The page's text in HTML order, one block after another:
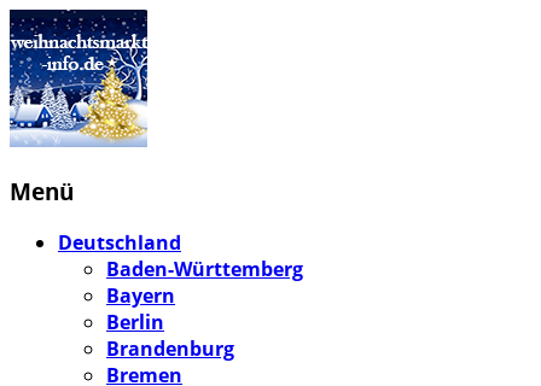
Menü
Deutschland
Baden-Württemberg
Bayern
Berlin
Brandenburg
Bremen